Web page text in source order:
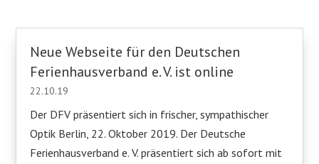
Neue Webseite für den Deutschen
Ferienhausverband e. V. ist online
22.10.19
Der DFV präsentiert sich in frischer, sympathischer
Optik Berlin, 22. Oktober 2019. Der Deutsche
Ferienhausverband e. V. präsentiert sich ab sofort mit